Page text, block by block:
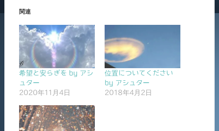
関連
希望と安らぎを by アシ
ュター
2020年11月4日
位置についてください
by アシュター
2018年4月2日